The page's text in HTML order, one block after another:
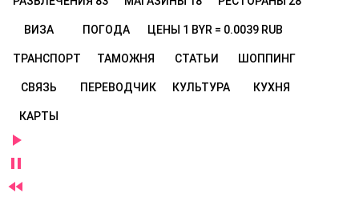
ВИЗА ПОГОДА ЦЕНЫ 1 BYR = 0.0039 RUB
ТРАНСПОРТ ТАМОЖНЯ СТАТЬИ ШОППИНГ
СВЯЗЬ ПЕРЕВОДЧИК КУЛЬТУРА КУХНЯ
КАРТЫ


